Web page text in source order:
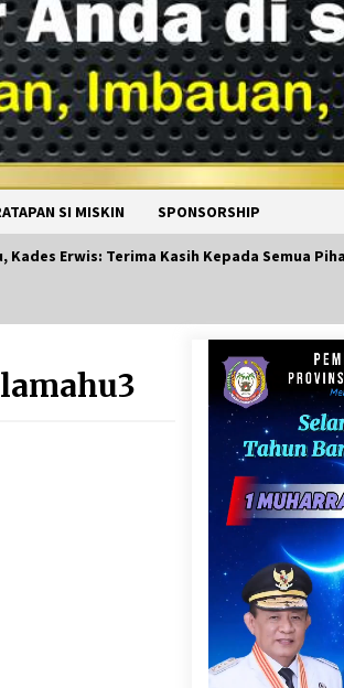
SI MISKIN SPONSORSHIP
Erwis: Terima Kasih Kepada Semua